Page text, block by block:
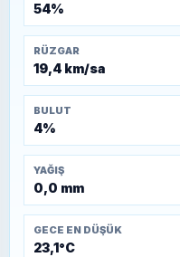
54%
RÜZGAR
19,4 km/sa
BULUT
4%
YAĞIŞ
0,0 mm
GECE EN DÜŞÜK
23,1°C